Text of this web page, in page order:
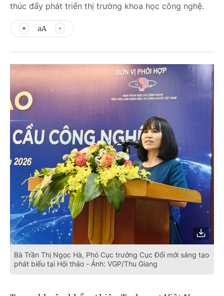
thúc đẩy phát triển thị trường khoa học công nghệ.
aA
Bà Trần Thị Ngọc Hà, Phó Cục trưởng Cục Đổi mới sáng tạo
phát biểu tại Hội thảo - Ảnh: VGP/Thu Giang